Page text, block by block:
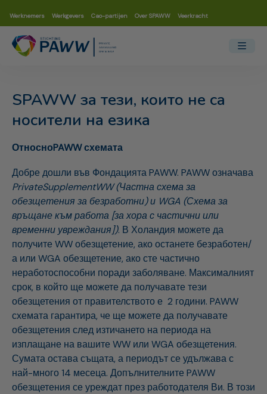
Werknemers Werkgevers Cao-partijen Over SPAWW Veerkracht
SPAWW за тези, които не са
носители на езика
ОтносноPAWWсхемата
Добре дошли във Фондацията PAWW. PAWW означава
PrivateSupplementWW(Частна схема за
обезщетения за безработни) и WGA (Схема за
връщане към работа [за хора с частични или
временни увреждания]). В Холандия можете да
получите WW обезщетение, ако останете безработен/
а или WGA обезщетение, ако сте частично
неработоспособни поради заболяване. Максималният
срок, в който ще можете да получавате тези
обезщетения от правителството е 2 години. PAWW
схемата гарантира, че ще можете да получавате
обезщетения след изтичането на периода на
изплащане на вашите WW или WGA обезщетения.
Сумата остава същата, а периодът се удължава с
най-много 14 месеца. Допълнителните PAWW
обезщетения се уреждат през работодателя Ви. В този